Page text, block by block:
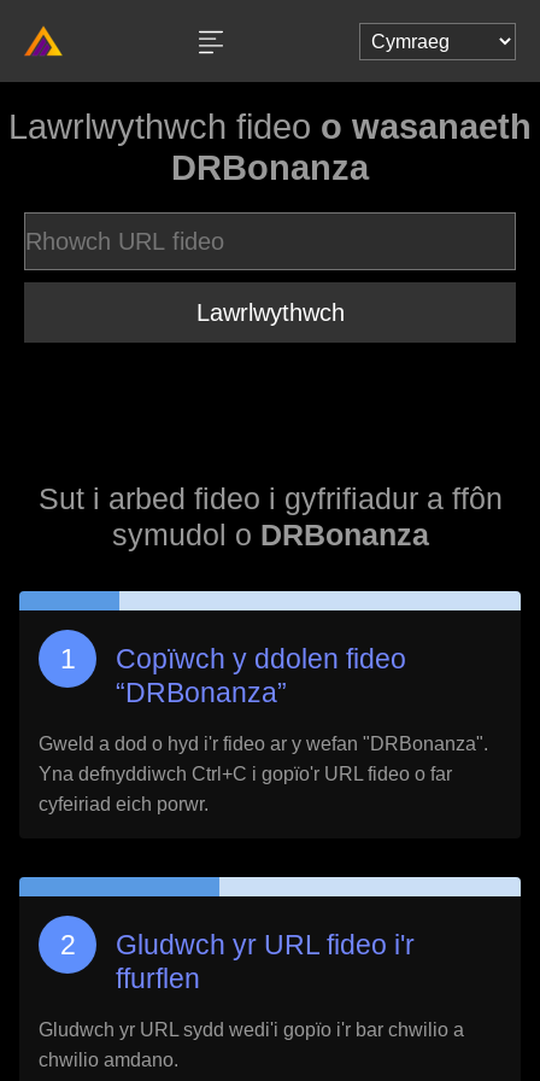
Lawrlwythwch fideo o wasanaeth
DRBonanza
Lawrlwythwch
Sut i arbed fideo i gyfrifiadur a ffôn
symudol o DRBonanza
Copïwch y ddolen fideo
“DRBonanza”
Gweld a dod o hyd i'r fideo ar y wefan "DRBonanza".
Yna defnyddiwch Ctrl+C i gopïo'r URL fideo o far
cyfeiriad eich porwr.
Gludwch yr URL fideo i'r
ffurflen
Gludwch yr URL sydd wedi'i gopïo i'r bar chwilio a
chwilio amdano.